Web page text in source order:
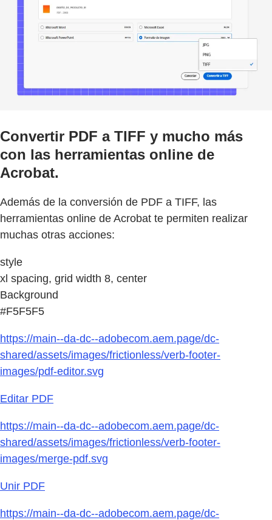
Convertir PDF a TIFF y mucho más
con las herramientas online de
Acrobat.
Además de la conversión de PDF a TIFF, las
herramientas online de Acrobat te permiten realizar
muchas otras acciones:
style
xl spacing, grid width 8, center
Background
#F5F5F5
https://main--da-dc--adobecom.aem.page/dc-
shared/assets/images/frictionless/verb-footer-
images/pdf-editor.svg
Editar PDF
https://main--da-dc--adobecom.aem.page/dc-
shared/assets/images/frictionless/verb-footer-
images/merge-pdf.svg
Unir PDF
https://main--da-dc--adobecom.aem.page/dc-